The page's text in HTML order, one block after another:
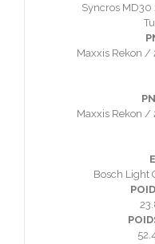
Syncros
Maxxis Rekon /
Maxxis Rekon /
Bosch Light